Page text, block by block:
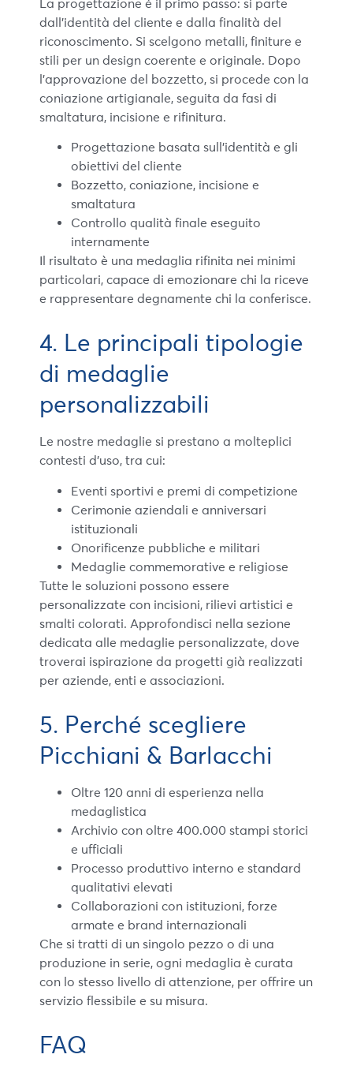
La progettazione è il primo passo: si parte
dall’identità del cliente e dalla finalità del
riconoscimento. Si scelgono metalli, finiture e
stili per un design coerente e originale. Dopo
l’approvazione del bozzetto, si procede con la
coniazione artigianale, seguita da fasi di
smaltatura, incisione e rifinitura.
Progettazione basata sull’identità e gli
obiettivi del cliente
Bozzetto, coniazione, incisione e
smaltatura
Controllo qualità finale eseguito
internamente
Il risultato è una medaglia rifinita nei minimi
particolari, capace di emozionare chi la riceve
e rappresentare degnamente chi la conferisce.
4. Le principali tipologie
di medaglie
personalizzabili
Le nostre medaglie si prestano a molteplici
contesti d’uso, tra cui:
Eventi sportivi e premi di competizione
Cerimonie aziendali e anniversari
istituzionali
Onorificenze pubbliche e militari
Medaglie commemorative e religiose
Tutte le soluzioni possono essere
personalizzate con incisioni, rilievi artistici e
smalti colorati. Approfondisci nella sezione
dedicata alle medaglie personalizzate, dove
troverai ispirazione da progetti già realizzati
per aziende, enti e associazioni.
5. Perché scegliere
Picchiani & Barlacchi
Oltre 120 anni di esperienza nella
medaglistica
Archivio con oltre 400.000 stampi storici
e ufficiali
Processo produttivo interno e standard
qualitativi elevati
Collaborazioni con istituzioni, forze
armate e brand internazionali
Che si tratti di un singolo pezzo o di una
produzione in serie, ogni medaglia è curata
con lo stesso livello di attenzione, per offrire un
servizio flessibile e su misura.
FAQ